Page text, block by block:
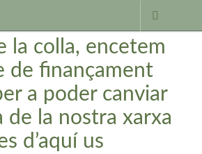
la colla, encetem
de finançament
a poder canviar
de la nostra xarxa
d’aquí us